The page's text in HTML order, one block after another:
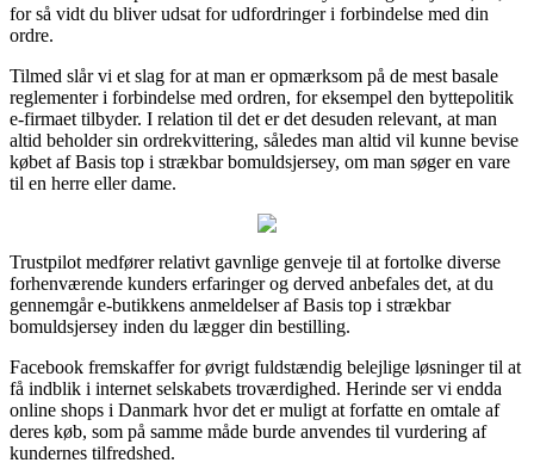
for så vidt du bliver udsat for udfordringer i forbindelse med din
ordre.
Tilmed slår vi et slag for at man er opmærksom på de mest basale
reglementer i forbindelse med ordren, for eksempel den byttepolitik
e-firmaet tilbyder. I relation til det er det desuden relevant, at man
altid beholder sin ordrekvittering, således man altid vil kunne bevise
købet af Basis top i strækbar bomuldsjersey, om man søger en vare
til en herre eller dame.
Trustpilot medfører relativt gavnlige genveje til at fortolke diverse
forhenværende kunders erfaringer og derved anbefales det, at du
gennemgår e-butikkens anmeldelser af Basis top i strækbar
bomuldsjersey inden du lægger din bestilling.
Facebook fremskaffer for øvrigt fuldstændig belejlige løsninger til at
få indblik i internet selskabets troværdighed. Herinde ser vi endda
online shops i Danmark hvor det er muligt at forfatte en omtale af
deres køb, som på samme måde burde anvendes til vurdering af
kundernes tilfredshed.